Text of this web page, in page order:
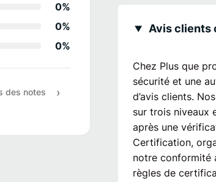
0%
0%
0%
Qualité/propreté travaux
Rapport qualité / prix
Recommandation
des notes
Avis clients
Chez Plus que
sécurité et une
d’avis clients.
sur trois niveaux
après une
Certification,
notre conformité
règles de